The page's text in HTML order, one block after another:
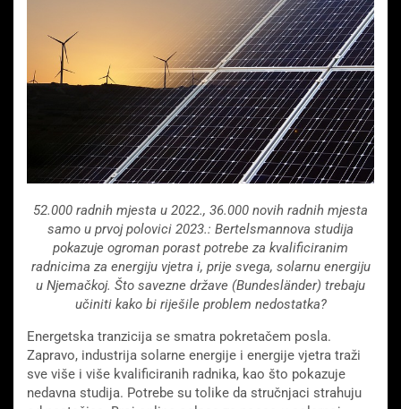
52.000 radnih mjesta u 2022., 36.000 novih radnih mjesta
samo u prvoj polovici 2023.: Bertelsmannova studija
pokazuje ogroman porast potrebe za kvalificiranim
radnicima za energiju vjetra i, prije svega, solarnu energiju
u Njemačkoj. Što savezne države (Bundesländer) trebaju
učiniti kako bi riješile problem nedostatka?
Energetska tranzicija se smatra pokretačem posla.
Zapravo, industrija solarne energije i energije vjetra traži
sve više i više kvalificiranih radnika, kao što pokazuje
nedavna studija. Potrebe su tolike da stručnjaci strahuju